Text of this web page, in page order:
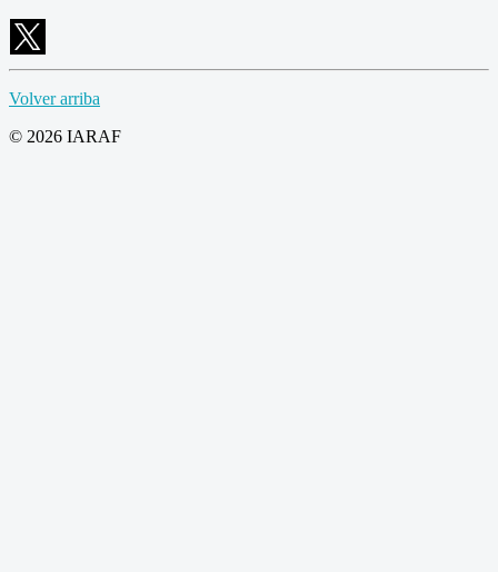
Volver arriba
© 2026 IARAF